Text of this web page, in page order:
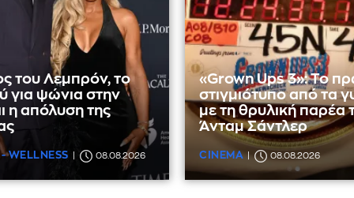
του Λεμπρόν, το
για ψώνια στην
η απόλυση της
WELLNESS 08.08.2026
«Grown Ups 3»: Το
στιγμιότυπο από τα
με τη θρυλική παρέα
Άνταμ Σάντλερ
CINEMA 08.08.2026